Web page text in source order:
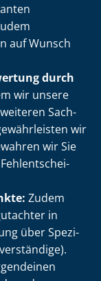
auf Wunsch
durch
wir unsere
Sach­
wir
wir Sie
Zudem
in
über Spe­zi­